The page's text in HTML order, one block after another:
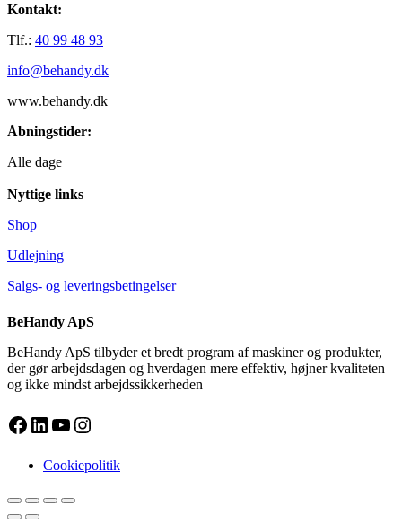
Kontakt:
Tlf.: 40 99 48 93
info@behandy.dk
www.behandy.dk
Åbningstider:
Alle dage
Nyttige links
Shop
Udlejning
Salgs- og leveringsbetingelser
BeHandy ApS
BeHandy ApS tilbyder et bredt program af maskiner og produkter,
der gør arbejdsdagen og hverdagen mere effektiv, højner kvaliteten
og ikke mindst arbejdssikkerheden
Facebook
LinkedIn
YouTube
Instagram
Cookiepolitik